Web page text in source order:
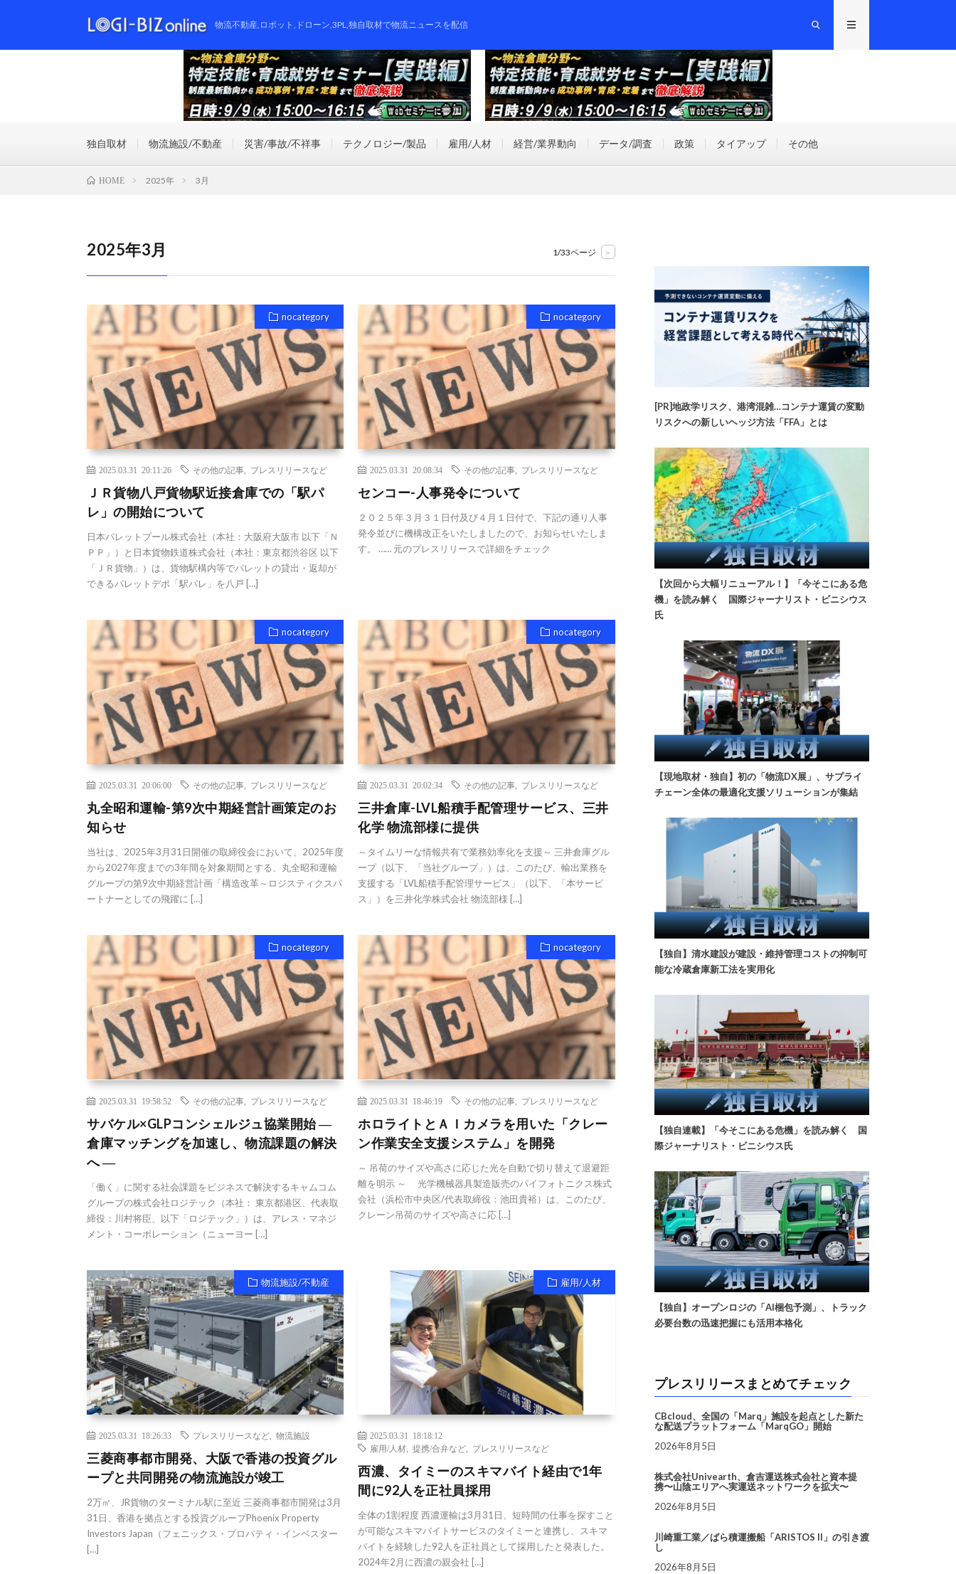
物流不動産,ロボット,ドローン,3PL,独自取材で物流ニュースを配信
独自取材 物流施設/不動産 災害/事故/不祥事 テクノロジー/製品 雇用/人材 経営/業界動向 データ/調査 政策 タイアップ その他
HOME 2025年 3月
2025年3月 1/33ページ >
nocategory
2025.03.31 20:11:26 その他の記事 プレスリリースなど
ＪＲ貨物八戸貨物駅近接倉庫での「駅パ
レ」の開始について
日本パレットプール株式会社（本社：大阪府大阪市 以下「Ｎ
ＰＰ」）と日本貨物鉄道株式会社（本社：東京都渋谷区 以下
「ＪＲ貨物」）は、貨物駅構内等でパレットの貸出・返却が
できるパレットデポ「駅パレ」を八戸 […]
nocategory
2025.03.31 20:08:34 その他の記事 プレスリリースなど
センコー-人事発令について
２０２５年３月３１日付及び４月１日付で、下記の通り人事
発令並びに機構改正をいたしましたので、お知らせいたしま
す。 …… 元のプレスリリースで詳細をチェック
nocategory
2025.03.31 20:06:00 その他の記事 プレスリリースなど
丸全昭和運輸-第9次中期経営計画策定のお
知らせ
当社は、2025年3月31日開催の取締役会において、2025年度
から2027年度までの3年間を対象期間とする、丸全昭和運輸
グループの第9次中期経営計画「構造改革～ロジスティクスパ
ートナーとしての飛躍に […]
nocategory
2025.03.31 20:02:34 その他の記事 プレスリリースなど
三井倉庫-LVL船積手配管理サービス、三井
化学 物流部様に提供
～タイムリーな情報共有で業務効率化を支援～ 三井倉庫グル
ープ（以下、「当社グループ」）は、このたび、輸出業務を
支援する「LVL船積手配管理サービス」（以下、「本サービ
ス」）を三井化学株式会社 物流部様 […]
nocategory
2025.03.31 19:58:52 その他の記事 プレスリリースなど
サバケル×GLPコンシェルジュ協業開始 ―
倉庫マッチングを加速し、物流課題の解決
へ ―
「働く」に関する社会課題をビジネスで解決するキャムコム
グループの株式会社ロジテック（本社： 東京都港区、代表取
締役：川村将臣、以下「ロジテック」）は、アレス・マネジ
メント・コーポレーション（ニューヨー […]
nocategory
2025.03.31 18:46:19 その他の記事 プレスリリースなど
ホロライトとＡＩカメラを用いた「クレー
ン作業安全支援システム」を開発
～ 吊荷のサイズや高さに応じた光を自動で切り替えて退避距
離を明示 ～ 光学機械器具製造販売のパイフォトニクス株式
会社（浜松市中央区/代表取締役：池田貴裕）は、このたび、
クレーン吊荷のサイズや高さに応 […]
物流施設/不動産
2025.03.31 18:26:33 プレスリリースなど 物流施設
三菱商事都市開発、大阪で香港の投資グル
ープと共同開発の物流施設が竣工
2万㎡、JR貨物のターミナル駅に至近 三菱商事都市開発は3月
31日、香港を拠点とする投資グループPhoenix Property
Investors Japan（フェニックス・プロパティ・インベスター
[…]
雇用/人材
2025.03.31 18:18:12
雇用/人材 ,提携/合弁など プレスリリースなど
西濃、タイミーのスキマバイト経由で1年
間に92人を正社員採用
全体の1割程度 西濃運輸は3月31日、短時間の仕事を探すこと
が可能なスキマバイトサービスのタイミーと連携し、スキマ
バイトを経験した92人を正社員として採用したと発表した。
2024年2月に西濃の親会社 […]
[PR]地政学リスク、港湾混雑…コンテナ運賃の変動
リスクへの新しいヘッジ方法「FFA」とは
【次回から大幅リニューアル！】「今そこにある危
機」を読み解く 国際ジャーナリスト・ビニシウス
氏
【現地取材・独自】初の「物流DX展」、サプライ
チェーン全体の最適化支援ソリューションが集結
【独自】清水建設が建設・維持管理コストの抑制可
能な冷蔵倉庫新工法を実用化
【独自連載】「今そこにある危機」を読み解く 国
際ジャーナリスト・ビニシウス氏
【独自】オープンロジの「AI梱包予測」、トラック
必要台数の迅速把握にも活用本格化
プレスリリースまとめてチェック
CBcloud、全国の「Marq」施設を起点とした新た
な配送プラットフォーム「MarqGO」開始
2026年8月5日
株式会社Univearth、倉吉運送株式会社と資本提
携〜山陰エリアへ実運送ネットワークを拡大〜
2026年8月5日
川崎重工業／ばら積運搬船「ARISTOS II」の引き渡
し
2026年8月5日